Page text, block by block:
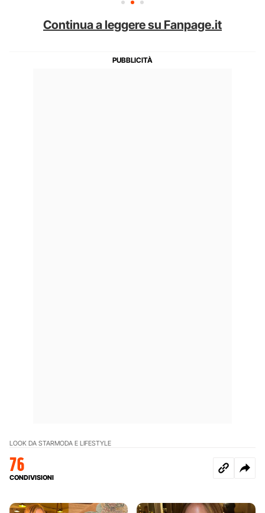
Continua a leggere su Fanpage.it
LOOK DA STARMODA E LIFESTYLE
76
CONDIVISIONI